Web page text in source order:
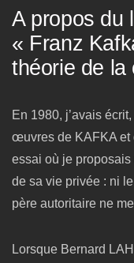
A propos du
« Franz
théorie de la
En 1980, j’avais
œuvres de KAFKA et
essai où je
de sa vie privée : ni
père autoritaire ne
Lorsque Bernard